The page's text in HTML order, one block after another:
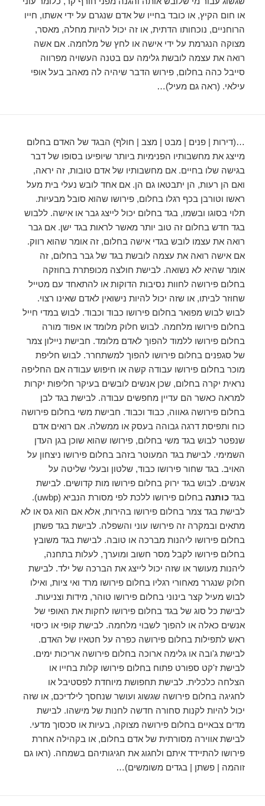
או חום הקיץ, או כובד בחייו של אדם שנגרם על ידי אשתו, חייו
הרוחניים, נוכחותו הדתית, או זה יכול להיות מחלה, מאסר,
מצוקה הנגרמת על ידי אישה או לחץ של מלחמה. אם אשה
רואה את עצמה לובשת גלימה עם בטנה העשויה מפרווה
סייבל כהה בחלום, פירוש הדבר שיהיה לה מאהב בעל אופי
עילאי. (ראה גם מעיל)…
…(דירות | פנים | מבט | מצב | חולף) הבגד של האדם בחלום
מייצג את מחשבותיו הפנימיות ביותר שיופיעו בסופו של דבר
בגישה שלו בחיים. אם מחשבותיו של אדם טובות, זה יראה,
ואם הן רעות, הן יתבטאו גם הן. אם אחד לובש נעלי בית מעל
ראשו וטורבן בכף רגלו בחלום, פירושו שהוא סובל מבעיות.
תלוי בסוגו ובשמו, בגד בחלום יכול לייצג גבר או אישה. ללבוש
בגד חדש בחלום זה טוב יותר מאשר לראות בגד ישן. אם גבר
רואה את עצמו לובש בגדי אישה בחלום, זה אומר שהוא רווק.
אם אישה רואה את עצמה לובשת בגד של גבר בחלום, זה
אומר שהיא לא נשואה. לבישת חולצה מכופתרת בחוזקה
בחלום פירושה לחוות נסיבות הדוקות או להתאחד עם מטייל
שחוזר לביתו, או שזה יכול להיות נישואין לאדם שאינו רצוי.
לבוש לבוש מפואר בחלום פירושו כבוד וכבוד. לבוש במדי חייל
בחלום פירושו מלחמה. לבוש חלוק מלומד או אפוד מורה
בחלום פירושו ללמוד להפוך לאדם מלומד. חבישת ניילון צמר
של סגפנים בחלום פירושו להפוך למשתחרר. לבוש חליפת
מוכר בחלום פירושו עבודה קשה או חיפוש עבודה אם החליפה
נראית יקרה בחלום, שכן אנשים לובשים בעיקר חליפות יקרות
למראה כאשר הם עדיין מחפשים עבודה. לבישת בגד לבן
בחלום פירושה גאווה, כבוד וכבוד. חבישת משי בחלום פירושה
כוח ותפיסת דרגה גבוהה בעסק או ממשלה. אם רואים אדם
שנפטר לבוש בגד משי בחלום, פירושו שהוא שוכן בגן העדן
השמימי. לבישת בגד המעוטר בזהב בחלום פירושו ניצחון על
האויב. בגד שחור פירושו כבוד, שלטון ובעלי שליטה על
אנשים. לבוש בגד ירוק בחלום פירושו מות קדושים. לבישת
בגדכותנה
בחלום פירושו ללכת לפי מסורת הנביא (uwbp).
לבישת בגד צמר בחלום פירושו בהירות, אלא אם הוא גס או לא
מתאים ובמקרה זה פירושו עוני והשפלה. לבישת בגד פשתן
בחלום פירושו ליהנות מברכה או טובה. לבישת בגד משובץ
בחלום פירושו לקבל מסר חשוב ומוערך, לעלות בתחנה,
ליהנות מעושר או שזה יכול לייצג את הברכה של ילד. לבישת
חלוק שנגרר מאחורי רגליו בחלום פירושו מרד ואי ציות, ואילו
לבוש מעיל קצר בינוני בחלום פירושו טוהר, מידות וצניעות.
לבישת כל סוג של בגד בחלום פירושו לחקות את האופי של
אנשים כאלה או להפוך לשבוי מלחמה. לבישת קופי או כיסוי
ראש לתפילות בחלום פירושה כפרה על חטאיו של האדם.
לבישת ג'ובה או גלימה ארוכה בחלום פירושה אריכות ימים.
לבישת ז'קט ספורט פתוח בחלום פירושו קלות בחייו או
הצלחה כלכלית. לבישת תחפושת מיוחדת לפסטיבל או
לחגיגה בחלום פירושה שגשוג ועושר שנחסך לילדיכם, או שזה
יכול להיות לקנות סחורה חדשה לחנות של מישהו. לבישת
מדים צבאיים בחלום פירושה מצוקה, בעיות או סכסוך מדעי.
לבישת אווירה מסורתית של אדם בחלום, או בקהילה אחרת
פירושו להתיידד איתם ולחגוג את חגיגותיהם בשמחה. (ראו גם
זוהמה | פשתן | בגדים משומשים)…